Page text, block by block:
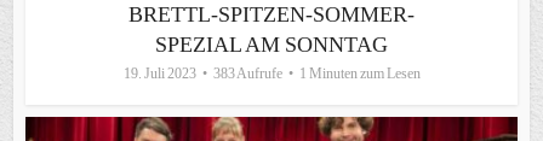
BRETTL-SPITZEN-SOMMER-
SPEZIAL AM SONNTAG
19. Juli 2023 383 Aufrufe 1 Minuten zum Lesen